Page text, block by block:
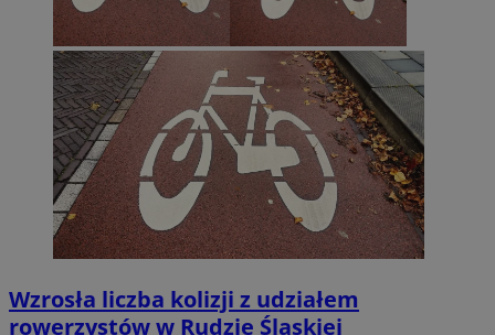
Wzrosła liczba kolizji z udziałem
rowerzystów w Rudzie Śląskiej